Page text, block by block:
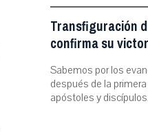
Transfiguración
confirma su
Sabemos por los
después de la
apóstoles y